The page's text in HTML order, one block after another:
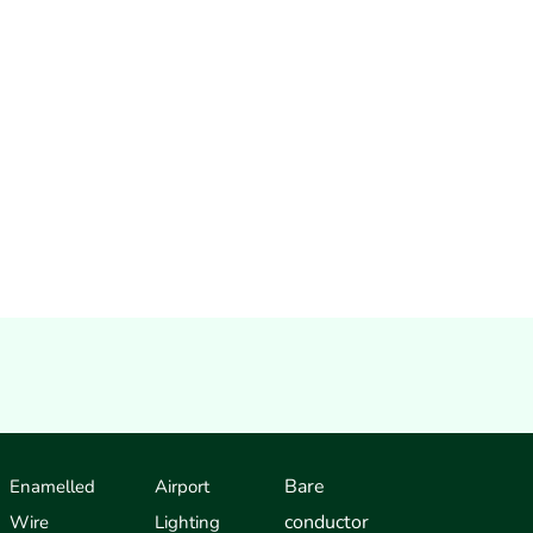
Enamelled
Wire
Airport
Lighting
Bare
conductor